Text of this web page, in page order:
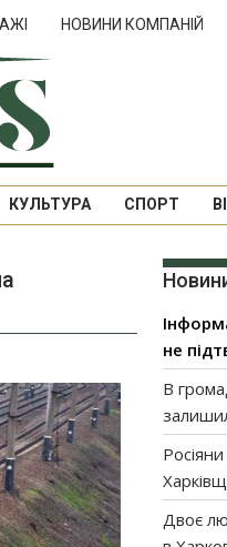
НОВИНИ КОМПАНІЙ
КУЛЬТУРА СПОРТ
не
В
Двоє